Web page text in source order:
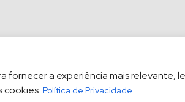
fornecer a experiência mais relevante,
cookies. Política de Privacidade